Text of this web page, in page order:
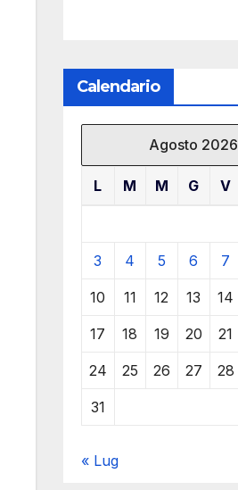
Calendario
Agosto 2026
L M M G V
3 4 5 6 7
10 11 12 13 14
17 18 19 20 21
24 25 26 27 28
31
« Lug